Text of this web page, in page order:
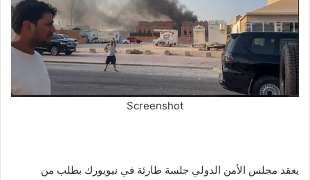
Screenshot
يعقد مجلس الأمن الدولي جلسة طارئة في نيويورك بطلب من